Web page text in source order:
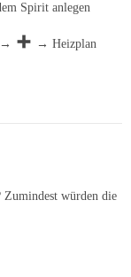
Spirit anlegen
→
→ Heizplan
Zumindest würden die